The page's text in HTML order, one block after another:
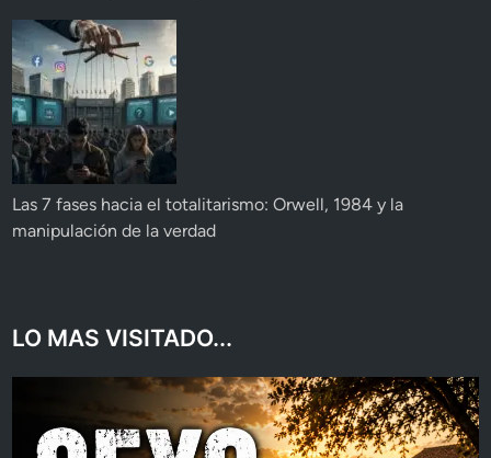
Las 7 fases hacia el totalitarismo: Orwell, 1984 y la
manipulación de la verdad
LO MAS VISITADO...